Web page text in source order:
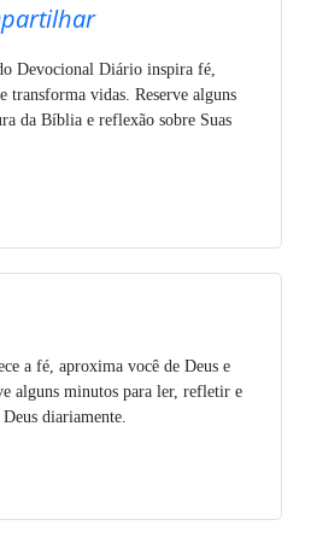
Devocional Diário inspira fé,
transforma vidas. Reserve alguns
da Bíblia e reflexão sobre Suas
a fé, aproxima você de Deus e
alguns minutos para ler, refletir e
diariamente.